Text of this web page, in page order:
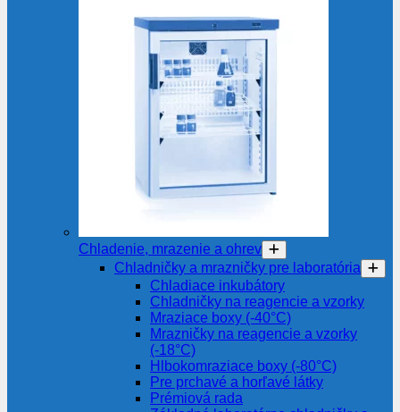
Chladenie, mrazenie a ohrev
Chladničky a mrazničky pre laboratória
Chladiace inkubátory
Chladničky na reagencie a vzorky
Mraziace boxy (-40°C)
Mrazničky na reagencie a vzorky
(-18°C)
Hlbokomraziace boxy (-80°C)
Pre prchavé a horľavé látky
Prémiová rada